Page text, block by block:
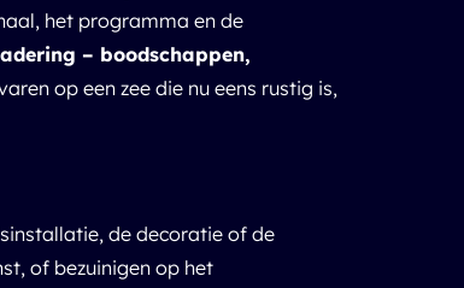
het programma en de
– boodschappen,
op een zee die nu eens rustig is,
de decoratie of de
of bezuinigen op het